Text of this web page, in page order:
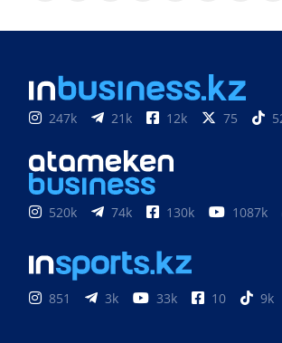
247k 21k 12k 75
520k 74k 130k 1087k
851 3k 33k 10 9k